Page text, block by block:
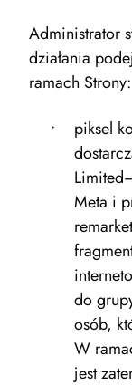
Administrator
działania
ramach Strony:
piksel
Meta i
do
osób,
W
jest